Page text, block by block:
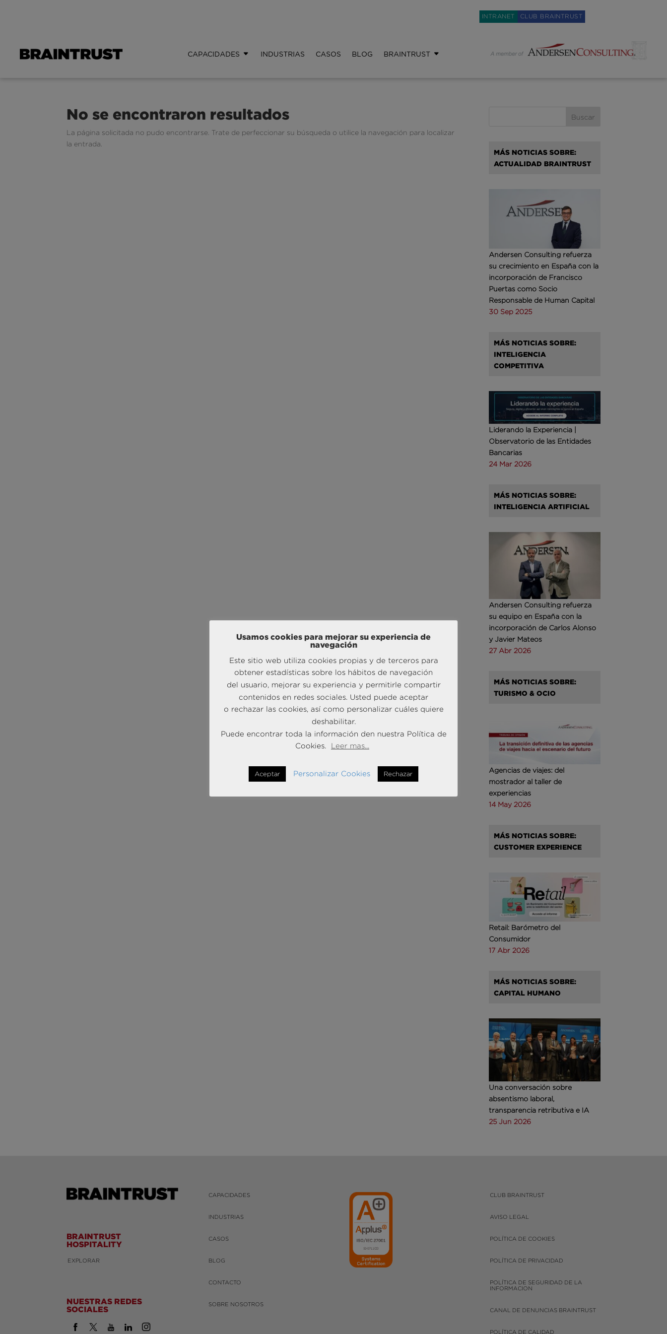
INTRANET CLUB BRAINTRUST
CAPACIDADES INDUSTRIAS CASOS BLOG BRAINTRUST
No se encontraron resultados
La página solicitada no pudo encontrarse. Trate de perfeccionar su búsqueda o utilice la navegación para localizar
la entrada.
MÁS NOTICIAS SOBRE:
ACTUALIDAD BRAINTRUST
Andersen Consulting refuerza
su crecimiento en España con la
incorporación de Francisco
Puertas como Socio
Responsable de Human Capital
30 Sep 2025
MÁS NOTICIAS SOBRE:
INTELIGENCIA
COMPETITIVA
Liderando la Experiencia |
Observatorio de las Entidades
Bancarias
24 Mar 2026
MÁS NOTICIAS SOBRE:
INTELIGENCIA ARTIFICIAL
Andersen Consulting refuerza
su equipo en España con la
incorporación de Carlos Alonso
y Javier Mateos
27 Abr 2026
MÁS NOTICIAS SOBRE:
TURISMO & OCIO
Agencias de viajes: del
mostrador al taller de
experiencias
14 May 2026
MÁS NOTICIAS SOBRE:
CUSTOMER EXPERIENCE
Retail: Barómetro del
Consumidor
17 Abr 2026
MÁS NOTICIAS SOBRE:
CAPITAL HUMANO
Una conversación sobre
absentismo laboral,
transparencia retributiva e IA
25 Jun 2026
BRAINTRUST
HOSPITALITY
EXPLORAR
NUESTRAS REDES
SOCIALES
CAPACIDADES
INDUSTRIAS
CASOS
BLOG
CONTACTO
SOBRE NOSOTROS
CLUB BRAINTRUST
AVISO LEGAL
POLÍTICA DE COOKIES
POLÍTICA DE PRIVACIDAD
POLÍTICA DE SEGURIDAD DE LA
INFORMACION
CANAL DE DENUNCIAS BRAINTRUST
POLÍTICA DE CALIDAD
Usamos cookies para mejorar su experiencia de
navegación
Este sitio web utiliza cookies propias y de terceros para
obtener estadísticas sobre los hábitos de navegación
del usuario, mejorar su experiencia y permitirle compartir
contenidos en redes sociales. Usted puede aceptar
o rechazar las cookies, así como personalizar cuáles quiere
deshabilitar.
Puede encontrar toda la información den nuestra Política de
Cookies.
Leer mas...
Aceptar Personalizar Cookies Rechazar